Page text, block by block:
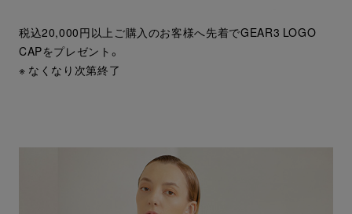
税込20,000円以上ご購入のお客様へ先着でGEAR3 LOGO
CAPをプレゼント。
※ なくなり次第終了